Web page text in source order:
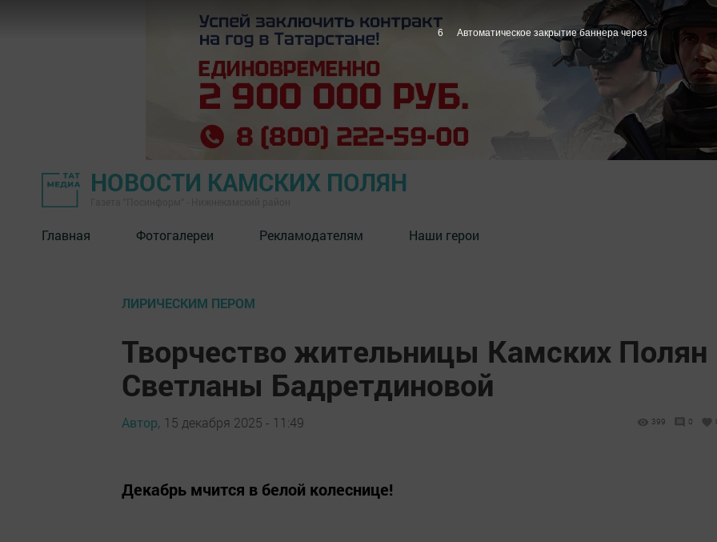
НОВОСТИ КАМСКИХ ПОЛЯН
Главная Фотогалереи Рекламодателям Наши герои
ЛИРИЧЕСКИМ ПЕРОМ
Творчество жительницы Камских Полян
Светланы Бадретдиновой
Автор, 15 декабря 2025 - 11:49 399 0
Декабрь мчится в белой колеснице!
5 Автоматическое закрытие баннера через